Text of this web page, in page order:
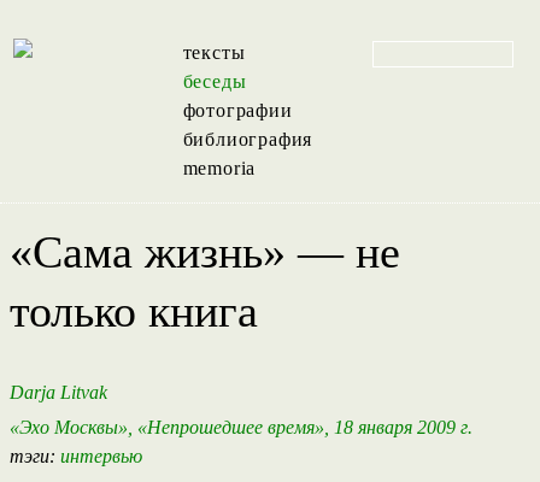
тексты
беседы
фотографии
библиография
memoria
«Сама жизнь» — не
только книга
Darja Litvak
«Эхо Москвы», «Непрошедшее время», 18 января 2009 г.
тэги: интервью